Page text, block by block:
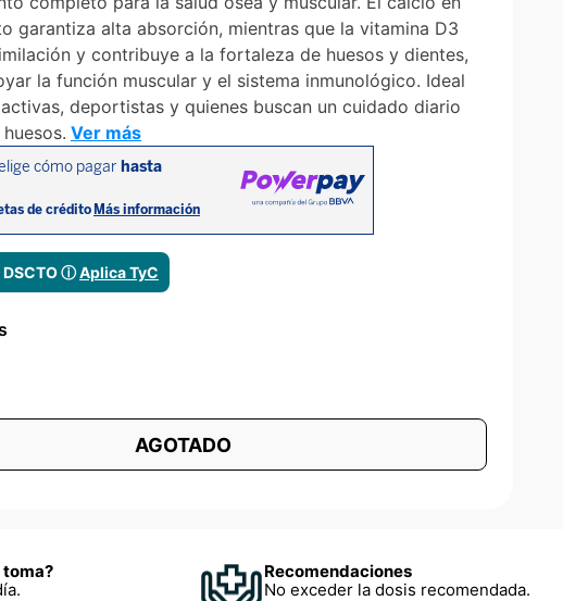
garantiza alta absorción, mientras que la vitamina D3
y contribuye a la fortaleza de huesos y dientes,
la función muscular y el sistema inmunológico. Ideal
deportistas y quienes buscan un cuidado diario
Ver más
DSCTO ⓘAplica TyC
AGOTADO
toma?
Recomendaciones
No exceder la dosis recomendada.